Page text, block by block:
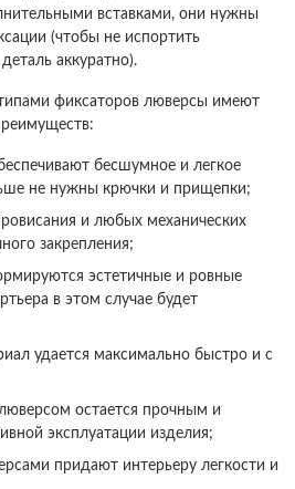
вставками, они нужны
(чтобы не испортить
аккуратно).
фиксаторов люверсы имеют
бесшумное и легкое
не нужны крючки и прищепки;
и любых механических
закрепления;
эстетичные и ровные
в этом случае будет
удается максимально быстро и с
остается прочным и
эксплуатации изделия;
придают интерьеру легкости и